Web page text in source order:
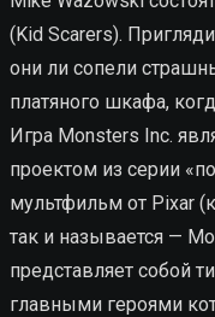
(Kid Scarers).
они ли сопели
платяного шкафа,
Игра Monsters Inc.
проектом из серии
мультфильм от Pixar
так и называется —
представляет собой
главными героями